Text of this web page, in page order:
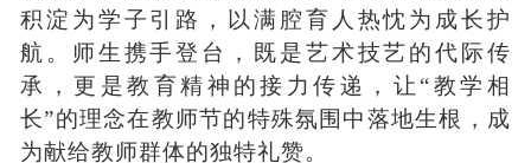
积淀为学子引路，以满腔育人热忱为成长护
航。师生携手登台，既是艺术技艺的代际传
承，更是教育精神的接力传递，让“教学相
长”的理念在教师节的特殊氛围中落地生根，成
为献给教师群体的独特礼赞。